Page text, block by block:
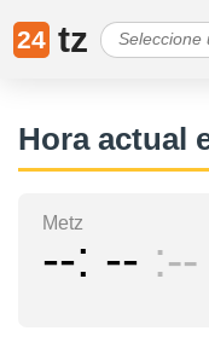
24 tz
Hora actual
Metz
-- -- --